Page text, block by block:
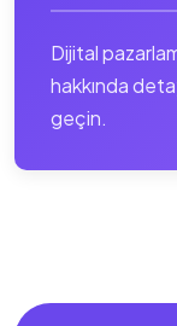
Dijital
hakkında
geçin.